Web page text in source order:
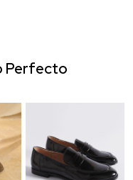
Perfecto